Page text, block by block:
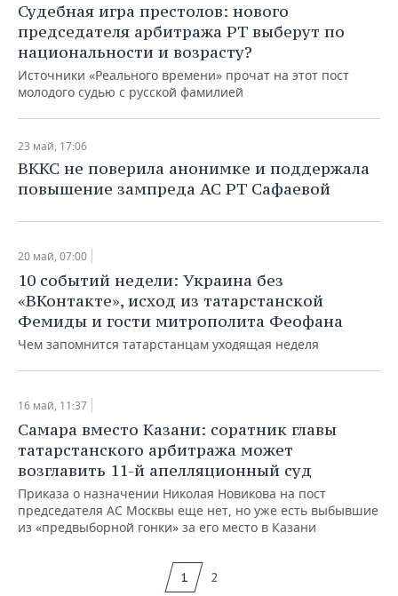
Судебная игра престолов: нового
председателя арбитража РТ выберут по
национальности и возрасту?
Источники «Реального времени» прочат на этот пост
молодого судью с русской фамилией
23 май, 17:06
ВККС не поверила анонимке и поддержала
повышение зампреда АС РТ Сафаевой
20 май, 07:00
10 событий недели: Украина без
«ВКонтакте», исход из татарстанской
Фемиды и гости митрополита Феофана
Чем запомнится татарстанцам уходящая неделя
16 май, 11:37
Самара вместо Казани: соратник главы
татарстанского арбитража может
возглавить 11-й апелляционный суд
Приказа о назначении Николая Новикова на пост
председателя АС Москвы еще нет, но уже есть выбывшие
из «предвыборной гонки» за его место в Казани
1 2